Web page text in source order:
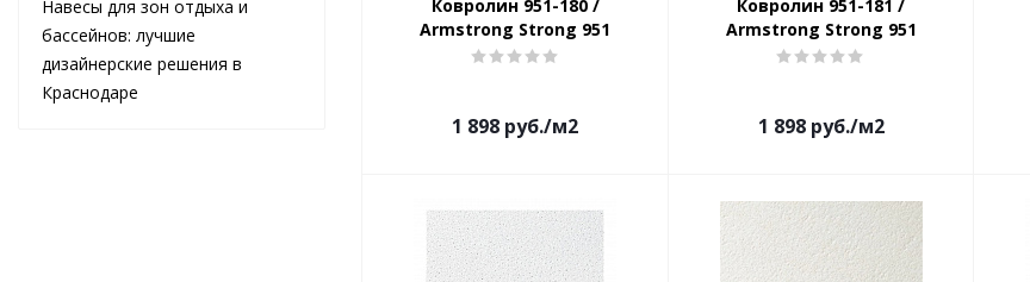
Ковролин 951-180 /
Armstrong Strong 951
1 898 руб./м2
Ковролин 951-181 /
Armstrong Strong 951
1 898руб./м2
Навесы для зон отдыха и
бассейнов: лучшие
дизайнерские решения в
Краснодаре